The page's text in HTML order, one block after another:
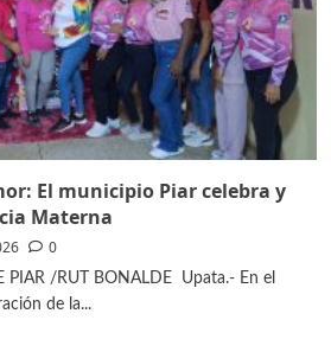
El municipio Piar celebra y
Materna
0
PIAR /RUT BONALDE ​Upata.- En el
de la...